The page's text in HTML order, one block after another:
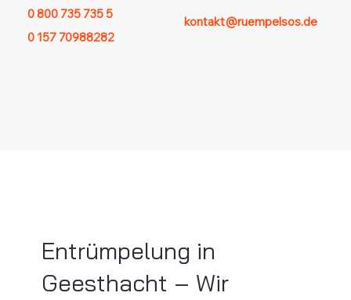
0 800 735 735 5
0 157 70988282
kontakt@ruempelsos.de
Entrümpelung in
Geesthacht – Wir